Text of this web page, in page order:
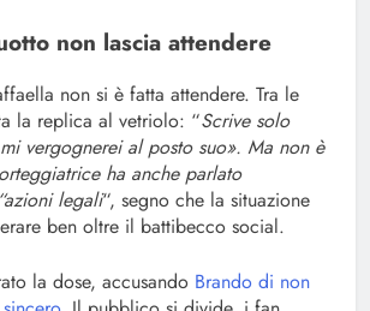
non lascia attendere
non si è fatta attendere. Tra le
la replica al vetriolo: “Scrive solo
vergognerei al posto suo». Ma non è
ha anche parlato
legali“, segno che la situazione
ben oltre il battibecco social.
la dose, accusando Brando di non